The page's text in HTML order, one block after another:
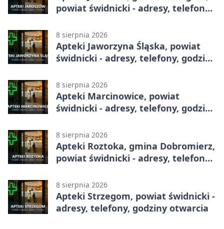
powiat świdnicki - adresy, telefony,
8 sierpnia 2026
Apteki Jaworzyna Śląska, powiat
świdnicki - adresy, telefony, godziny
8 sierpnia 2026
Apteki Marcinowice, powiat
świdnicki - adresy, telefony, godziny
8 sierpnia 2026
Apteki Roztoka, gmina Dobromierz,
powiat świdnicki - adresy, telefony,
8 sierpnia 2026
Apteki Strzegom, powiat świdnicki -
adresy, telefony, godziny otwarcia